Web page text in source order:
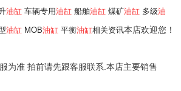
油缸 车辆专用油缸 船舶油缸 煤矿油缸 多级油
油缸 MOB油缸 平衡油缸相关资讯本店欢迎您！
为准 拍前请先跟客服联系.本店主要销售